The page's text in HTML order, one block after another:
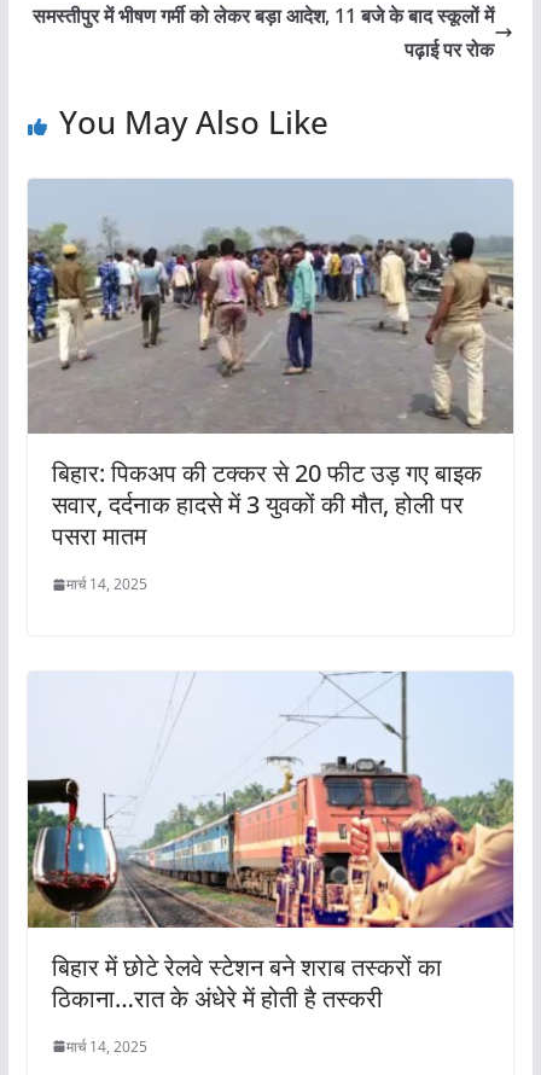
समस्तीपुर में भीषण गर्मी को लेकर बड़ा आदेश, 11 बजे के बाद स्कूलों में
पढ़ाई पर रोक
You May Also Like
बिहार: पिकअप की टक्कर से 20 फीट उड़ गए बाइक
सवार, दर्दनाक हादसे में 3 युवकों की मौत, होली पर
पसरा मातम
मार्च 14, 2025
बिहार में छोटे रेलवे स्टेशन बने शराब तस्करों का
ठिकाना…रात के अंधेरे में होती है तस्करी
मार्च 14, 2025